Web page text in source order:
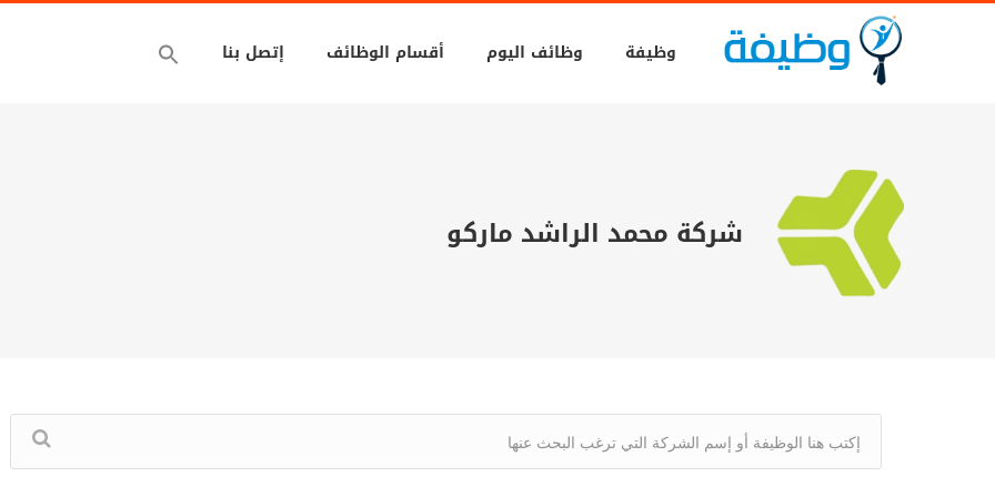
وظيفة وظائف اليوم أقسام الوظائف إتصل بنا
شركة محمد الراشد ماركو